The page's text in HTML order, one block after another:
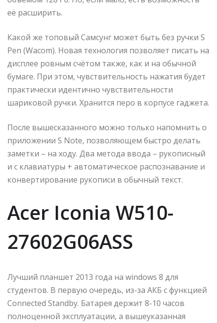
её расширить.
Какой же топовый Самсунг может быть без ручки S
Pen (Wacom). Новая технология позволяет писать на
дисплее ровным счётом также, как и на обычной
бумаге. При этом, чувствительность нажатия будет
практически идентично чувствительности
шариковой ручки. Хранится перо в корпусе гаджета.
После вышесказанного можно только напомнить о
приложении S Note, позволяющем быстро делать
заметки – на ходу. Два метода ввода – рукописный
и с клавиатуры + автоматическое распознавание и
конвертирование рукописи в обычный текст.
Acer Iconia W510-
27602G06ASS
Лучший планшет 2013 года на windows 8 для
студентов. В первую очередь, из-за АКБ с функцией
Connected Standby. Батарея держит 8-10 часов
полноценной эксплуатации, а вышеуказанная